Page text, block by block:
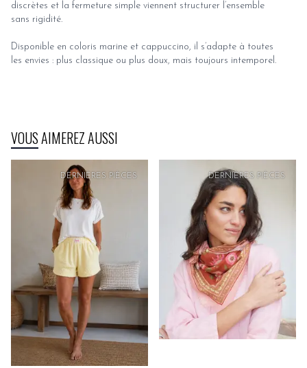
discrètes et la fermeture simple viennent structurer l’ensemble
sans rigidité.
Disponible en coloris marine et cappuccino, il s’adapte à toutes
les envies : plus classique ou plus doux, mais toujours intemporel.
VOUS AIMEREZ AUSSI
PRIX DOUX
DERNIÈRES PIÈCES DERNIÈRES PIÈCES